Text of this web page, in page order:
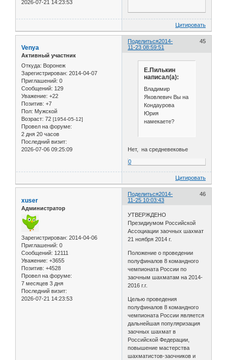
2026-07-21 14:23:53
Цитировать
Поделиться 45
2014-
11-23 08:59:51
Venya
Активный участник
Откуда: Воронеж
Зарегистрирован: 2014-04-07
Приглашений: 0
Сообщений: 129
Уважение: +22
Позитив: +7
Пол: Мужской
Возраст: 72 [1954-05-12]
Провел на форуме:
2 дня 20 часов
Последний визит:
2026-07-06 09:25:09
Е.Пилькин
написал(а):
Владимир
Яковлевич Вы на
Кондаурова
Юрия
намекаете?
Нет, на средневековье
0
Цитировать
Поделиться 46
2014-
11-25 10:03:43
xuser
Администратор
Зарегистрирован: 2014-04-06
Приглашений: 0
Сообщений: 12111
Уважение: +3655
Позитив: +4528
Провел на форуме:
7 месяцев 3 дня
Последний визит:
2026-07-21 14:23:53
УТВЕРЖДЕНО
Президиумом Российской
Ассоциации заочных шахмат
21 ноября 2014 г.
Положение о проведении
полуфиналов 8 командного
чемпионата России по
заочным шахматам на 2014-
2016 г.г.
Целью проведения
полуфиналов 8 командного
чемпионата России является
дальнейшая популяризация
заочных шахмат в
Российской Федерации,
повышение мастерства
шахматистов-заочников и